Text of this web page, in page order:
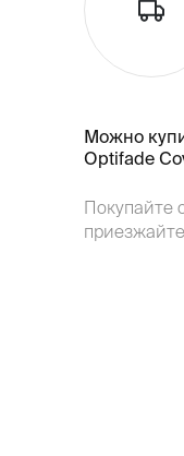
Можно
Optifade
Покупайте